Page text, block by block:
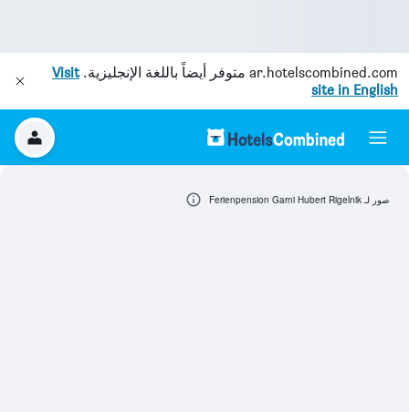
ar.hotelscombined.com متوفر أيضاً باللغة الإنجليزية.Visit
site in English
صور لـ Ferienpension Garni Hubert Rigelnik